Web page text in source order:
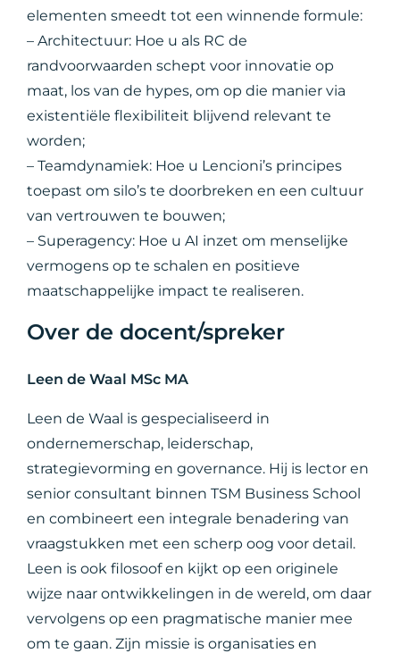
elementen smeedt tot een winnende formule:
– Architectuur: Hoe u als RC de
randvoorwaarden schept voor innovatie op
maat, los van de hypes, om op die manier via
existentiële flexibiliteit blijvend relevant te
worden;
– Teamdynamiek: Hoe u Lencioni’s principes
toepast om silo’s te doorbreken en een cultuur
van vertrouwen te bouwen;
– Superagency: Hoe u AI inzet om menselijke
vermogens op te schalen en positieve
maatschappelijke impact te realiseren.
Over de docent/spreker
Leen de Waal MSc MA
Leen de Waal is gespecialiseerd in
ondernemerschap, leiderschap,
strategievorming en governance. Hij is lector en
senior consultant binnen TSM Business School
en combineert een integrale benadering van
vraagstukken met een scherp oog voor detail.
Leen is ook filosoof en kijkt op een originele
wijze naar ontwikkelingen in de wereld, om daar
vervolgens op een pragmatische manier mee
om te gaan. Zijn missie is organisaties en